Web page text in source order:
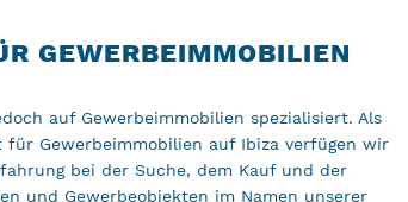
GEWERBEIMMOBILIEN
auf Gewerbeimmobilien spezialisiert. Als
für Gewerbeimmobilien auf Ibiza verfügen wir
bei der Suche, dem Kauf und der
und Gewerbeobjekten im Namen unserer